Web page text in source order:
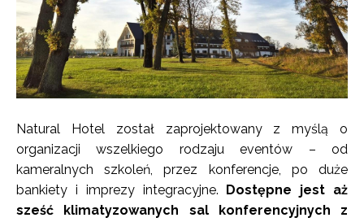
Natural Hotel został zaprojektowany z myślą o
organizacji wszelkiego rodzaju eventów – od
kameralnych szkoleń, przez konferencje, po duże
bankiety i imprezy integracyjne. Dostępne jest aż
sześć klimatyzowanych sal konferencyjnych z